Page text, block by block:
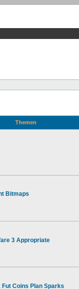
Themen
Bitmaps
3 Appropriate
Fut Coins Plan Sparks